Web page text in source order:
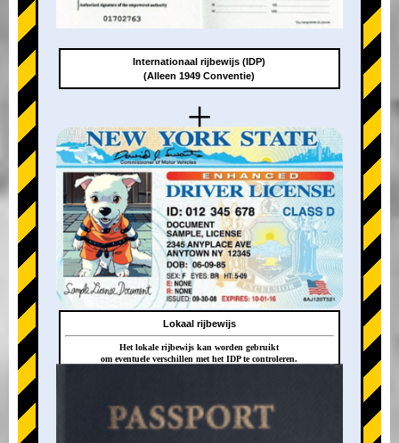
+
+
Internationaal rijbewijs (IDP)
(Alleen 1949 Conventie)
Lokaal rijbewijs
Het lokale rijbewijs kan worden gebruikt
om eventuele verschillen met het IDP te controleren.